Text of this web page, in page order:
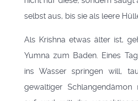
selbst aus, bis sie als leere
Als Krishna etwas älter ist,
Yumna zum Baden. Eines
ins Wasser springen will,
gewaltiger